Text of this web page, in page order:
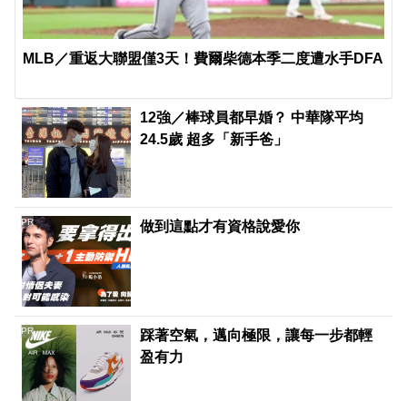
MLB／重返大聯盟僅3天！費爾柴德本季二度遭水手DFA
12強／棒球員都早婚？ 中華隊平均
24.5歲 超多「新手爸」
做到這點才有資格說愛你
PR
踩著空氣，邁向極限，讓每一步都輕
盈有力
PR